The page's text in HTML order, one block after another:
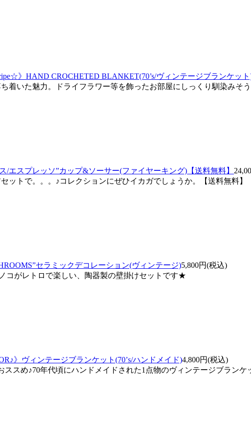
》HAND CROCHETED BLANKET(70’s/ヴィンテージブランケッ
着いた魅力。ドライフラワー等を飾ったお部屋にしっくり馴染みそ
エスプレッソ”カップ&ソーサー(ファイヤーキング)【送料無料】
ットで。。。♪コレクションにぜひイカガでしょうか。【送料無料】
セラミックデコレーション(ヴィンテージ)5,800円(税込)
コがレトロで楽しい、陶器製の壁掛けセットです★
》ヴィンテージブランケット(70’s/ハンドメイド)4,800円(税込)
ススめ♪70年代頃にハンドメイドされた1点物のヴィンテージブラン